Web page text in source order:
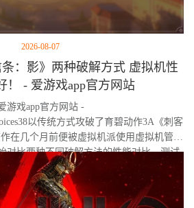
2026-08-07
：影》两种破解方式 虚拟机性
！ - 爱游戏app官方网站
游戏app官方网站 -
以传统方式攻破了育碧动作3A《刺客
在几个月前便被虚拟机派使用虚拟机管理
对比两种不同破解方法的性能对比。测试
管理程序是否真的会像许多玩家认为的那
导致明显的帧数下降。